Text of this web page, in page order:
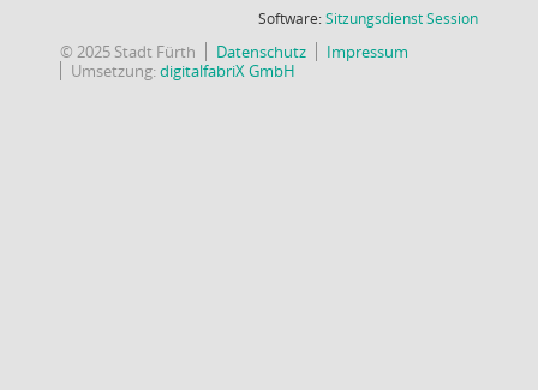
Software:SitzungsdienstSession(Wird in
© 2025 Stadt Fürth Datenschutz
Impressum
Umsetzung:digitalfabriX GmbH